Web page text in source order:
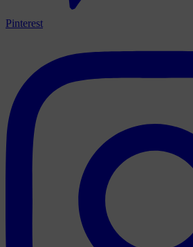
Pinterest